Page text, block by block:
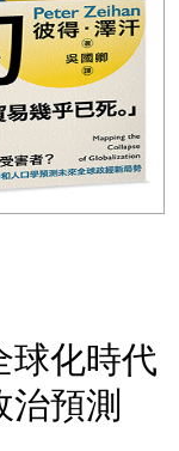
球化時代
治預測